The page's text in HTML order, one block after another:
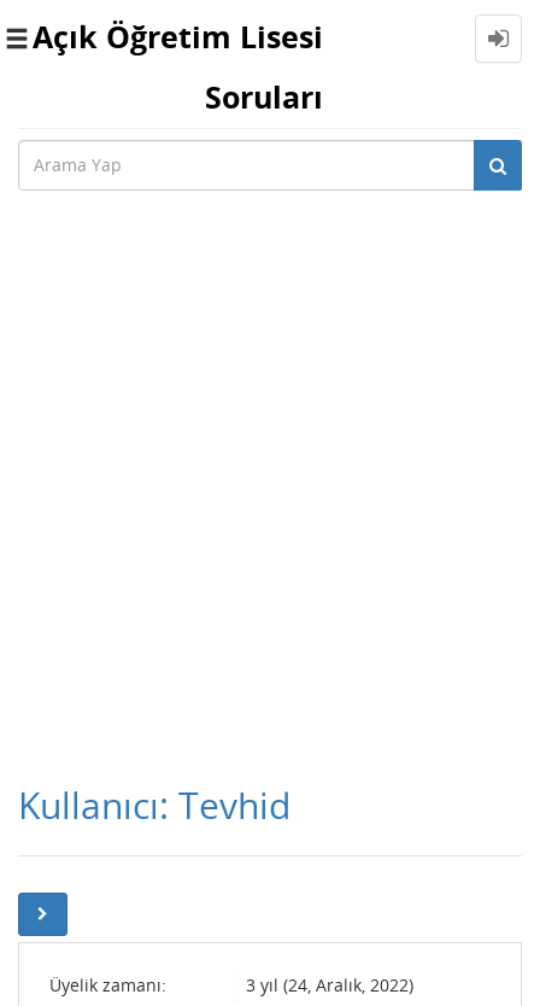
Toggle
Açık Öğretim Lisesi
Soruları
Kullanıcı: Tevhid
Üyelik zamanı: 3 yıl (24, Aralık, 2022)